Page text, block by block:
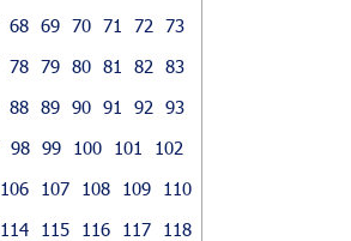
68 69 70 71 72
73
78 79 80 81 82
83
88 89 90 91 92
93
98 99 100 101
102
106 107 108 109
110
114 115 116 117
118